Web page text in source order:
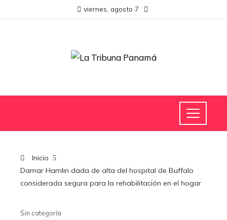
viernes, agosto 7
Inicio
Damar Hamlin dada de alta del hospital de Buffalo
considerada segura para la rehabilitación en el hogar
Sin categoría